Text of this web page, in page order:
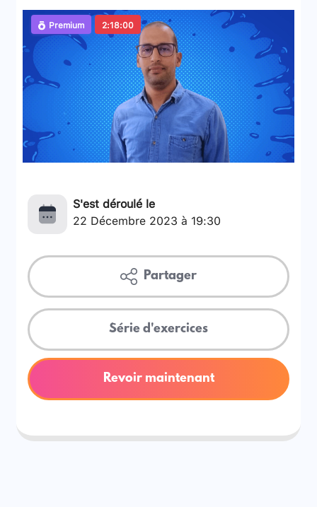
Premium 2:18:00
S'est déroulé le
22 Décembre 2023 à 19:30
Partager
Série d'exercices
Revoir maintenant